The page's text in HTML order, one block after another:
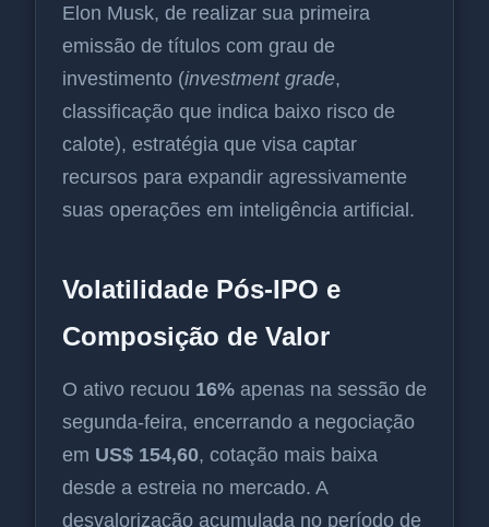
Elon Musk, de realizar sua primeira
emissão de títulos com grau de
investimento (investment grade,
classificação que indica baixo risco de
calote), estratégia que visa captar
recursos para expandir agressivamente
suas operações em inteligência artificial.
Volatilidade Pós-IPO e
Composição de Valor
O ativo recuou 16% apenas na sessão de
segunda-feira, encerrando a negociação
em US$ 154,60, cotação mais baixa
desde a estreia no mercado. A
desvalorização acumulada no período de